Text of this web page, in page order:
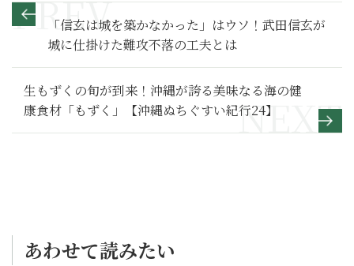
「信玄は城を築かなかった」はウソ！武田信玄が
城に仕掛けた難攻不落の工夫とは
生もずくの旬が到来！沖縄が誇る美味なる海の健
康食材「もずく」【沖縄ぬちぐすい紀行24】
あわせて読みたい